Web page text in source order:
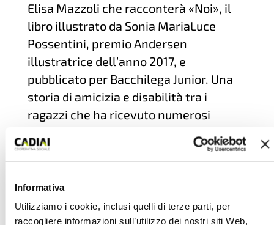
Informativa
Utilizziamo i cookie, inclusi quelli di terze parti, per
raccogliere informazioni sull’utilizzo dei nostri siti Web,
Elisa Mazzoli che racconterà «Noi», il
libro illustrato da Sonia MariaLuce
Possentini, premio Andersen
illustratrice dell’anno 2017, e
pubblicato per Bacchilega Junior. Una
storia di amicizia e disabilità tra i
ragazzi che ha ricevuto numerosi
riconoscimenti, fra tutti l’inserimento
nella collezione internazionale IBBY
with Disabilities e il primo premio del
XII Concorso per illustratori del “Premio
Letteratura Ragazzi – Fondazione